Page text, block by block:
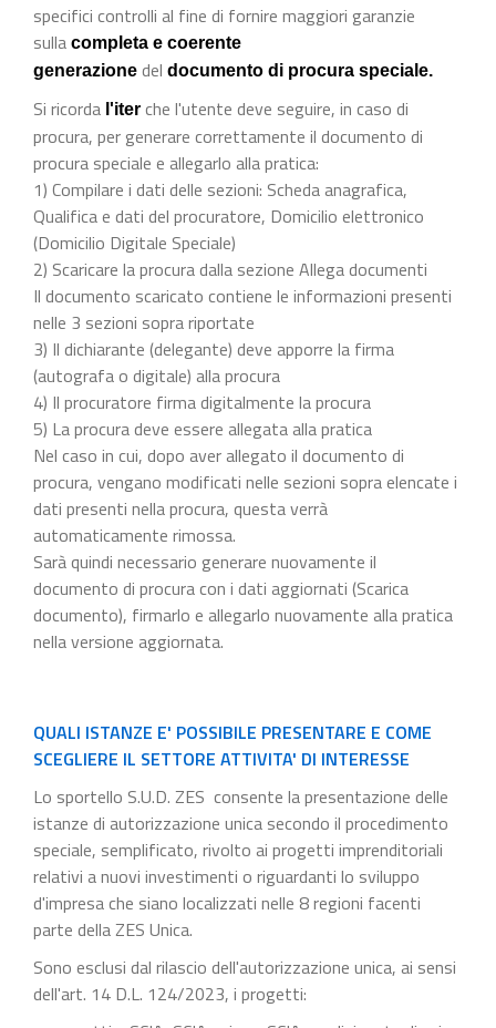
specifici controlli al fine di fornire maggiori garanzie
sulla completa e coerente
generazione del documento di procura speciale.
Si ricorda l'iter che l'utente deve seguire, in caso di
procura, per generare correttamente il documento di
procura speciale e allegarlo alla pratica:
1) Compilare i dati delle sezioni: Scheda anagrafica,
Qualifica e dati del procuratore, Domicilio elettronico
(Domicilio Digitale Speciale)
2) Scaricare la procura dalla sezione Allega documenti
Il documento scaricato contiene le informazioni presenti
nelle 3 sezioni sopra riportate
3) Il dichiarante (delegante) deve apporre la firma
(autografa o digitale) alla procura
4) Il procuratore firma digitalmente la procura
5) La procura deve essere allegata alla pratica
Nel caso in cui, dopo aver allegato il documento di
procura, vengano modificati nelle sezioni sopra elencate i
dati presenti nella procura, questa verrà
automaticamente rimossa.
Sarà quindi necessario generare nuovamente il
documento di procura con i dati aggiornati (Scarica
documento), firmarlo e allegarlo nuovamente alla pratica
nella versione aggiornata.
QUALI ISTANZE E' POSSIBILE PRESENTARE E COME
SCEGLIERE IL SETTORE ATTIVITA' DI INTERESSE
Lo sportello S.U.D. ZES consente la presentazione delle
istanze di autorizzazione unica secondo il procedimento
speciale, semplificato, rivolto ai progetti imprenditoriali
relativi a nuovi investimenti o riguardanti lo sviluppo
d'impresa che siano localizzati nelle 8 regioni facenti
parte della ZES Unica.
Sono esclusi dal rilascio dell'autorizzazione unica, ai sensi
dell'art. 14 D.L. 124/2023, i progetti: